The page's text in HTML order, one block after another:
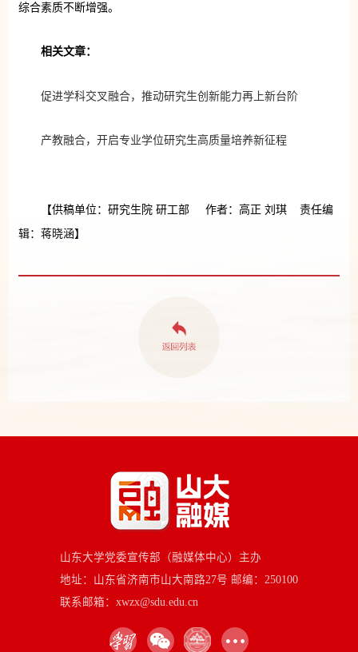
综合素质不断增强。
相关文章：
促进学科交叉融合，推动研究生创新能力再上新台阶
产教融合，开启专业学位研究生高质量培养新征程
【供稿单位：研究生院 研工部 作者：高正 刘琪 责任编
辑：蒋晓涵】
山东大学党委宣传部（融媒体中心）主办
地址：山东省济南市山大南路27号 邮编：250100
联系邮箱：xwzx@sdu.edu.cn